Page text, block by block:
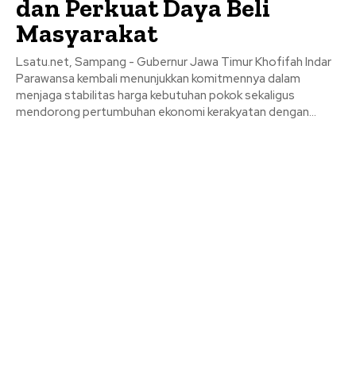
dan Perkuat Daya Beli
Masyarakat
Lsatu.net, Sampang - Gubernur Jawa Timur Khofifah Indar
Parawansa kembali menunjukkan komitmennya dalam
menjaga stabilitas harga kebutuhan pokok sekaligus
mendorong pertumbuhan ekonomi kerakyatan dengan...